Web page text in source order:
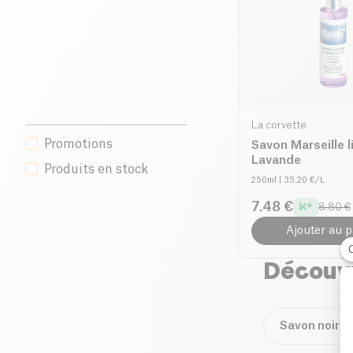
Promotions
Produits en stock
La corvette
Savon Marseille
Lavande
250ml | 35.20 €/L
7.48 € 8.80 €
Ajouter au
Savon noir